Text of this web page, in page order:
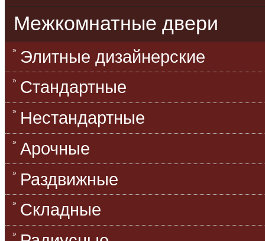
Межкомнатные двери
Элитные дизайнерские
Стандартные
Нестандартные
Арочные
Раздвижные
Складные